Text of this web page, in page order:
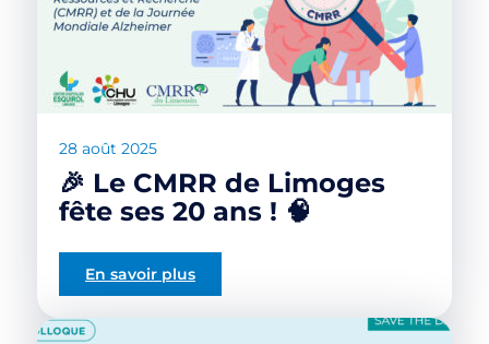
28 août 2025
🎉 Le CMRR de Limoges
fête ses 20 ans ! 🧠
En savoir plus